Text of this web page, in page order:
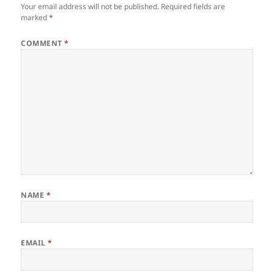
Your email address will not be published. Required fields are
marked*
COMMENT*
NAME *
EMAIL*